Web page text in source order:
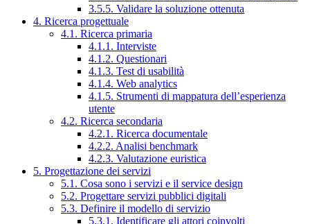
3.5.5. Validare la soluzione ottenuta
4. Ricerca progettuale
4.1. Ricerca primaria
4.1.1. Interviste
4.1.2. Questionari
4.1.3. Test di usabilità
4.1.4. Web analytics
4.1.5. Strumenti di mappatura dell’esperienza
utente
4.2. Ricerca secondaria
4.2.1. Ricerca documentale
4.2.2. Analisi benchmark
4.2.3. Valutazione euristica
5. Progettazione dei servizi
5.1. Cosa sono i servizi e il service design
5.2. Progettare servizi pubblici digitali
5.3. Definire il modello di servizio
5.3.1. Identificare gli attori coinvolti